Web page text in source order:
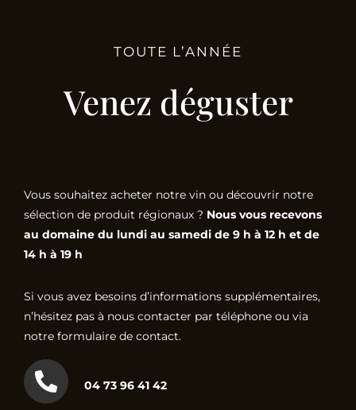
TOUTE L’ANNÉE
Venez déguster
Vous souhaitez acheter notre vin ou découvrir notre
sélection de produit régionaux ? Nous vous recevons
au domaine du lundi au samedi de 9 h à 12 h et de
14 h à 19 h
Si vous avez besoins d’informations supplémentaires,
n’hésitez pas à nous contacter par téléphone ou via
notre formulaire de contact.
04 73 96 41 42